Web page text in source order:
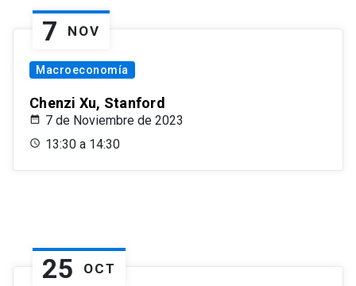
7 NOV
Macroeconomía
Chenzi Xu, Stanford
7 de Noviembre de 2023
13:30 a 14:30
25 OCT